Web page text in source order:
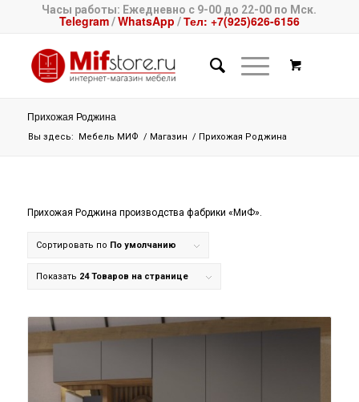
Часы работы: Ежедневно с 9-00 до 22-00 по Мск.
Telegram/WhatsApp /Тел: +7(925)626-6156
Прихожая Роджина
Вы здесь: Мебель МИФ / Магазин / Прихожая Роджина
Прихожая Роджина производства фабрики «МиФ».
Сортировать по По умолчанию
Показать 24 Товаров на странице